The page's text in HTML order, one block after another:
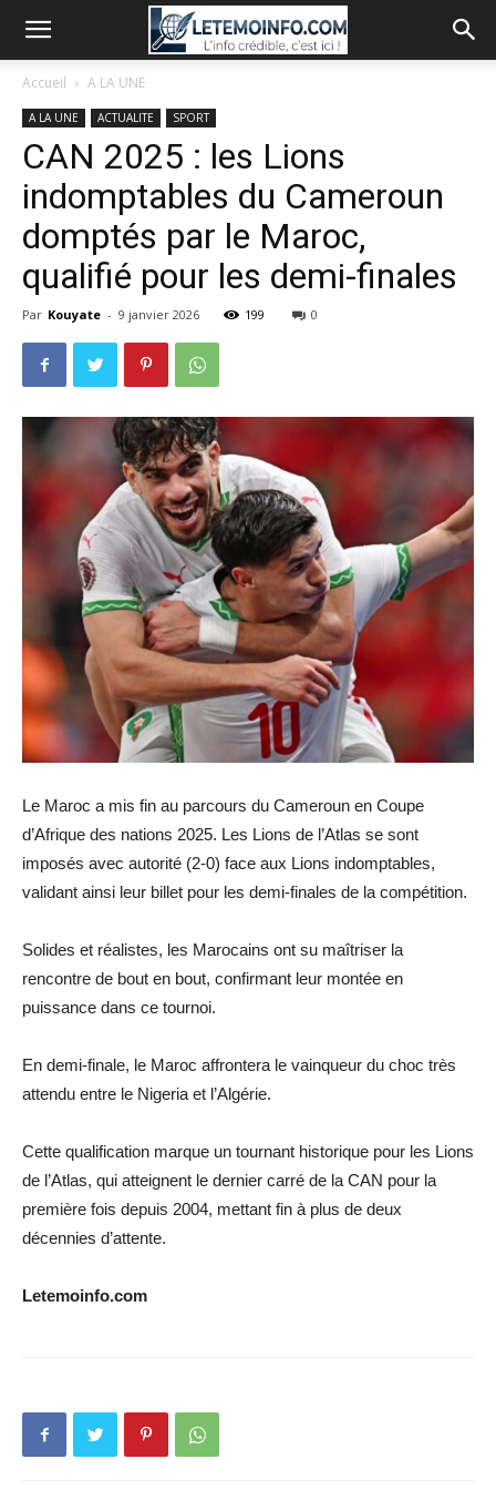
Accueil A LA UNE
A LA UNE ACTUALITE SPORT
CAN 2025 : les Lions
indomptables du Cameroun
domptés par le Maroc,
qualifié pour les demi-finales
Par Kouyate - 9 janvier 2026 199 0
Le Maroc a mis fin au parcours du Cameroun en Coupe
d’Afrique des nations 2025. Les Lions de l’Atlas se sont
imposés avec autorité (2-0) face aux Lions indomptables,
validant ainsi leur billet pour les demi-finales de la compétition.
Solides et réalistes, les Marocains ont su maîtriser la
rencontre de bout en bout, confirmant leur montée en
puissance dans ce tournoi.
En demi-finale, le Maroc affrontera le vainqueur du choc très
attendu entre le Nigeria et l’Algérie.
Cette qualification marque un tournant historique pour les Lions
de l’Atlas, qui atteignent le dernier carré de la CAN pour la
première fois depuis 2004, mettant fin à plus de deux
décennies d’attente.
Letemoinfo.com